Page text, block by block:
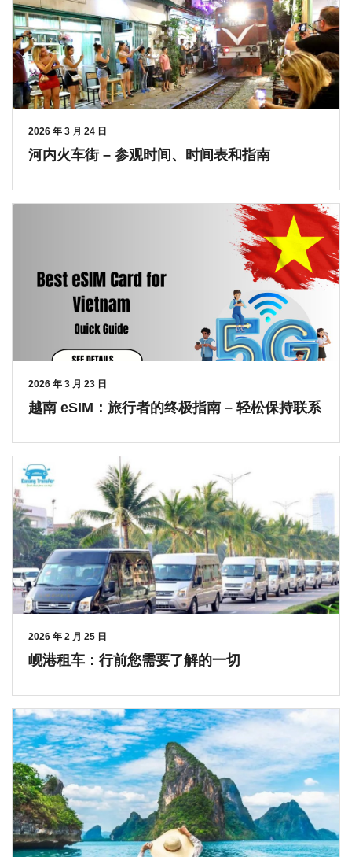
2026 年 3 月 24 日
河内火车街 – 参观时间、时间表和指南
2026 年 3 月 23 日
越南 eSIM：旅行者的终极指南 – 轻松保持联系
2026 年 2 月 25 日
岘港租车：行前您需要了解的一切